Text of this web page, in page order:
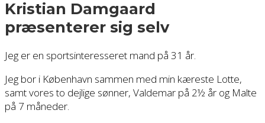
Kristian Damgaard
præsenterer sig selv
Jeg er en sportsinteresseret mand på 31 år.
Jeg bor i København sammen med min kæreste Lotte,
samt vores to dejlige sønner, Valdemar på 2½ år og Malte
på 7 måneder.